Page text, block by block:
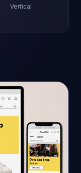
Vertical